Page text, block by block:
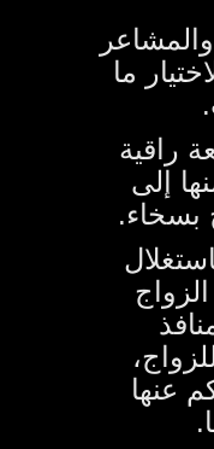
ما
راقية
إلى
بسخاء.
عنها